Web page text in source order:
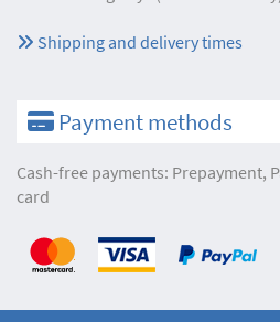
Shipping and delivery times
Payment methods
Cash-free payments: Prepayment,
card